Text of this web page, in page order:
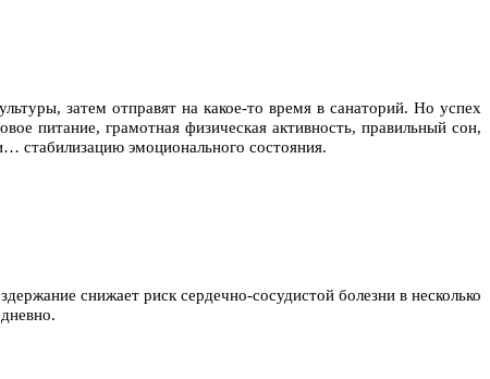
затем отправят на какое-то время в санаторий. Но успех
питание, грамотная физическая активность, правильный сон,
стабилизацию эмоционального состояния.
снижает риск сердечно-сосудистой болезни в несколько